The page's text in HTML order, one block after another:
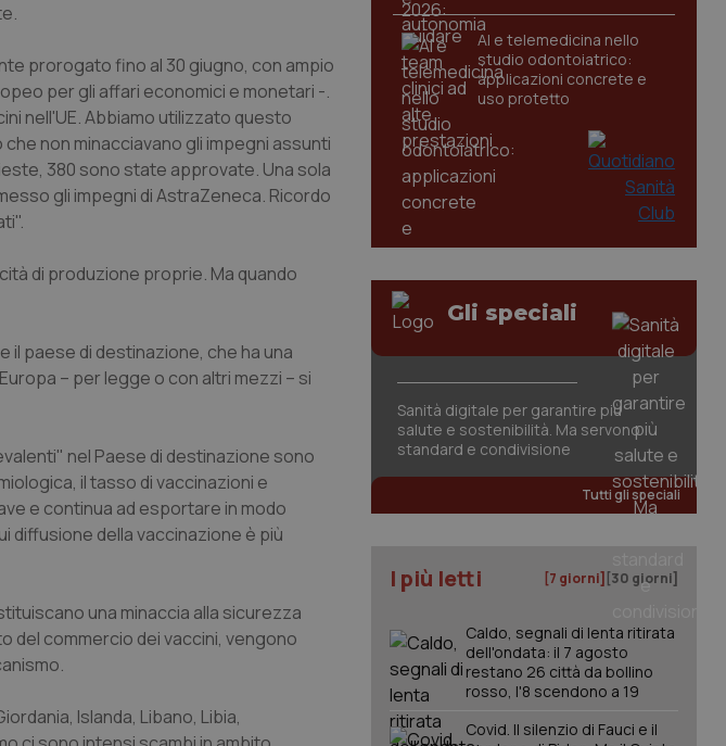
prorogato fino al 30 giugno, con ampio
per gli affari economici e monetari -.
nell'UE. Abbiamo utilizzato questo
non minacciavano gli impegni assunti
380 sono state approvate. Una sola
gli impegni di AstraZeneca. Ricordo
di produzione proprie. Ma quando
il paese di destinazione, che ha una
– per legge o con altri mezzi – si
nel Paese di destinazione sono
il tasso di vaccinazioni e
e continua ad esportare in modo
diffusione della vaccinazione è più
una minaccia alla sicurezza
del commercio dei vaccini, vengono
Islanda, Libano, Libia,
AI e telemedicina nello
studio odontoiatrico:
applicazioni concrete e
uso protetto
Gli speciali
Sanità digitale per garantire più
salute e sostenibilità. Ma servono
standard e condivisione
Tutti gli speciali
I più letti [7 giorni] [30 giorni]
Caldo, segnali di lenta ritirata
dell'ondata: il 7 agosto
restano 26 città da bollino
rosso, l'8 scendono a 19
Covid. Il silenzio di Fauci e il